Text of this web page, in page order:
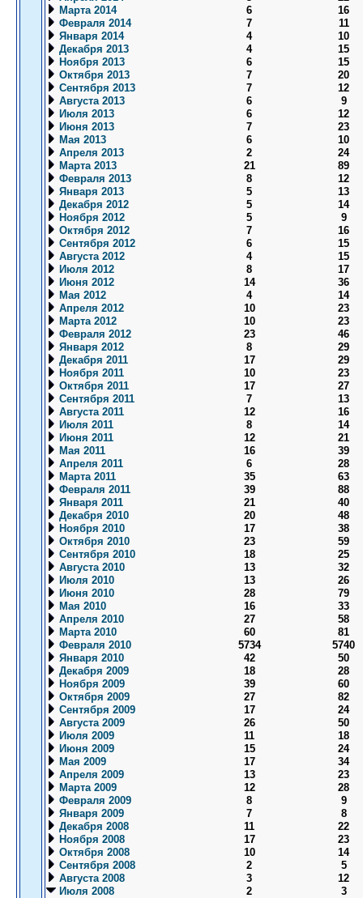
Марта 2014
6
16
Февраля 2014
7
11
Января 2014
4
10
Декабря 2013
4
15
Ноября 2013
6
15
Октября 2013
7
20
Сентября 2013
7
12
Августа 2013
6
9
Июля 2013
6
12
Июня 2013
7
23
Мая 2013
6
10
Апреля 2013
2
24
Марта 2013
21
89
Февраля 2013
8
12
Января 2013
5
13
Декабря 2012
5
14
Ноября 2012
5
9
Октября 2012
7
16
Сентября 2012
6
15
Августа 2012
4
15
Июля 2012
8
17
Июня 2012
14
36
Мая 2012
4
14
Апреля 2012
10
23
Марта 2012
10
23
Февраля 2012
23
46
Января 2012
8
29
Декабря 2011
17
29
Ноября 2011
10
23
Октября 2011
17
27
Сентября 2011
7
13
Августа 2011
12
16
Июля 2011
8
14
Июня 2011
12
21
Мая 2011
16
39
Апреля 2011
6
28
Марта 2011
35
63
Февраля 2011
39
88
Января 2011
21
40
Декабря 2010
20
48
Ноября 2010
17
38
Октября 2010
23
59
Сентября 2010
18
25
Августа 2010
13
32
Июля 2010
13
26
Июня 2010
28
79
Мая 2010
16
33
Апреля 2010
27
58
Марта 2010
60
81
Февраля 2010
5734
5740
Января 2010
42
50
Декабря 2009
18
28
Ноября 2009
39
60
Октября 2009
27
82
Сентября 2009
17
24
Августа 2009
26
50
Июля 2009
11
18
Июня 2009
15
24
Мая 2009
17
34
Апреля 2009
13
23
Марта 2009
12
28
Февраля 2009
8
9
Января 2009
7
8
Декабря 2008
11
22
Ноября 2008
17
23
Октября 2008
10
14
Сентября 2008
2
5
Августа 2008
3
12
Июля 2008
2
3